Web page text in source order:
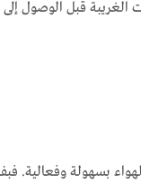
قبل الوصول
بسهولة وفعالية.